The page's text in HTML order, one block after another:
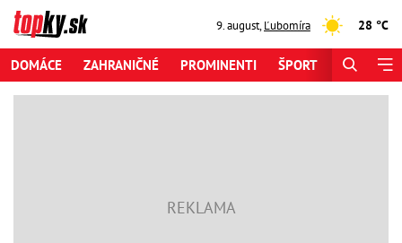
9. august,Ľubomíra 28 °C
DOMÁCE ZAHRANIČNÉ PROMINENTI ŠPORT